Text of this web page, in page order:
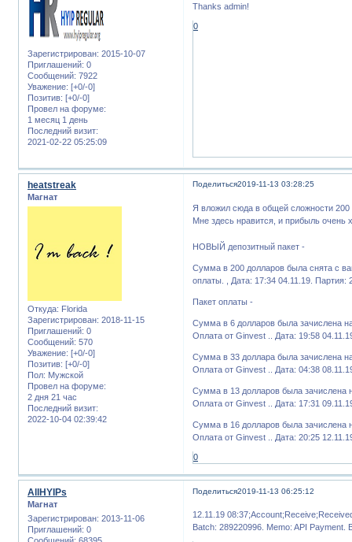
Зарегистрирован: 2015-10-07
Приглашений: 0
Сообщений: 7922
Уважение: [+0/-0]
Позитив: [+0/-0]
Провел на форуме:
1 месяц 1 день
Последний визит:
2021-02-22 05:25:09
Thanks admin!
0
Поделиться2019-11-13 03:28:25
heatstreak
Магнат
Откуда: Florida
Зарегистрирован: 2018-11-15
Приглашений: 0
Сообщений: 570
Уважение: [+0/-0]
Позитив: [+0/-0]
Пол: Мужской
Провел на форуме:
2 дня 21 час
Последний визит:
2022-10-04 02:39:42
Я вложил сюда в общей сложности 200
Мне здесь нравится, и прибыль очень
НОВЫЙ депозитный пакет -
Сумма в 200 долларов была снята с
оплаты. , Дата: 17:34 04.11.19. Партия:
Пакет оплаты -
Сумма в 6 долларов была зачислена
Оплата от Ginvest .. Дата: 19:58
Сумма в 33 доллара была зачислена
Оплата от Ginvest .. Дата: 04:38
Сумма в 13 долларов была зачислена
Оплата от Ginvest .. Дата: 17:31
Сумма в 16 долларов была зачислена
Оплата от Ginvest .. Дата: 20:25
0
Поделиться2019-11-13 06:25:12
AllHYIPs
Магнат
Зарегистрирован: 2013-11-06
Приглашений: 0
12.11.19
Batch: 289220996. Memo: API Payment.